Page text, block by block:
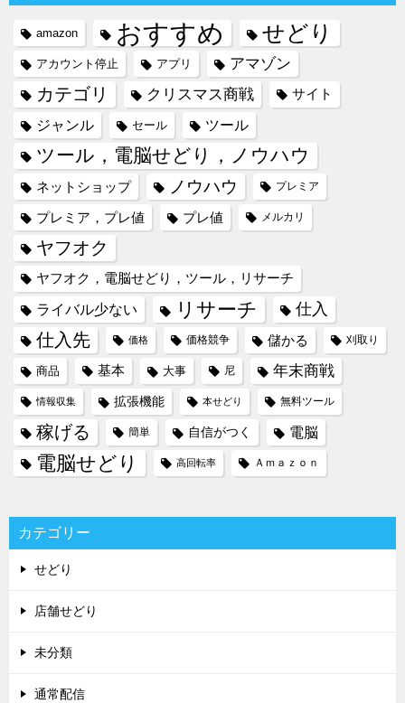
amazon おすすめ せどり
アカウント停止 アプリ アマゾン
カテゴリ クリスマス商戦 サイト
ジャンル セール ツール
ツール，電脳せどり，ノウハウ
ネットショップ ノウハウ プレミア
プレミア，プレ値 プレ値 メルカリ
ヤフオク
ヤフオク，電脳せどり，ツール，リサーチ
ライバル少ない リサーチ 仕入
仕入先 価格 価格競争 儲かる 刈取り
商品 基本 大事 尼 年末商戦
情報収集 拡張機能 本せどり 無料ツール
稼げる 簡単 自信がつく 電脳
電脳せどり 高回転率 Ａｍａｚｏｎ
カテゴリー
せどり
店舗せどり
未分類
通常配信